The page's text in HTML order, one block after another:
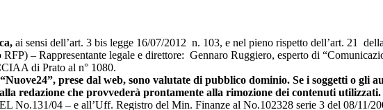
ai sensi dell’art. 3 bis legge 16/07/2012 n. 103, e nel pieno rispetto dell’art. 21
– Rappresentante legale e direttore: Gennaro Ruggiero, esperto di
di Prato al n° 1080.
prese dal web, sono valutate di pubblico dominio. Se i soggetti o gli
redazione che provvederà prontamente alla rimozione dei contenuti utilizzati.
No.131/04 – e all’Uff. Registro del Min. Finanze al No.102328 serie 3 del 08/11/